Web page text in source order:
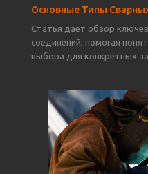
Основные Типы
Статья дает обзор
соединений, помогая
выбора для конкретных